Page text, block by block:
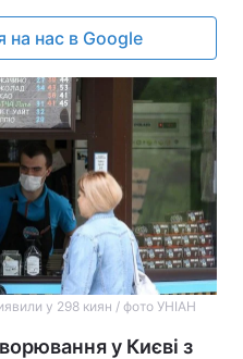
на нас в Google
у 298 киян / фото УНІАН
у Києві з